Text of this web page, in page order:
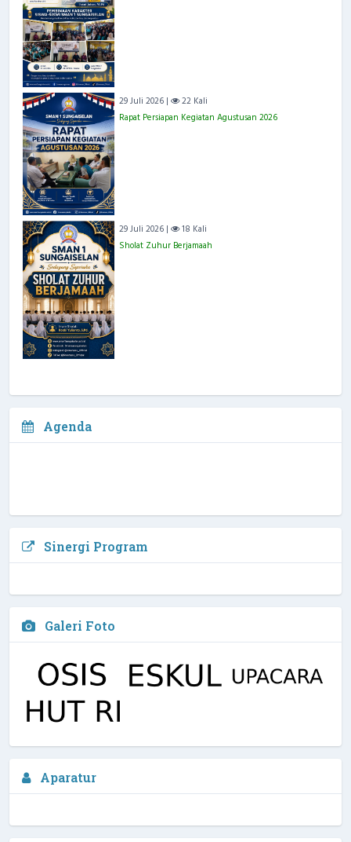
29 Juli 2026 |
22 Kali
Rapat Persiapan Kegiatan Agustusan 2026
29 Juli 2026 |
18 Kali
Sholat Zuhur Berjamaah
Agenda
Sinergi Program
Galeri Foto
Aparatur
3 / 4
Waka Kesiswaan
NIPD :